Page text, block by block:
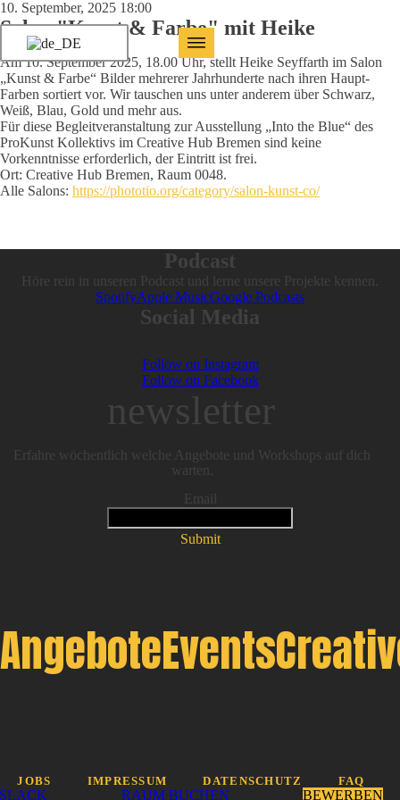
10. September, 2025 18:00
Salon "Kunst & Farbe" mit Heike
Am 10. September 2025, 18.00 Uhr, stellt Heike Seyffarth im Salon
„Kunst & Farbe“ Bilder mehrerer Jahrhunderte nach ihren Haupt-
Farben sortiert vor. Wir tauschen uns unter anderem über Schwarz,
Weiß, Blau, Gold und mehr aus.
Für diese Begleitveranstaltung zur Ausstellung „Into the Blue“ des
ProKunst Kollektivs im Creative Hub Bremen sind keine
Vorkenntnisse erforderlich, der Eintritt ist frei.
Ort: Creative Hub Bremen, Raum 0048.
Alle Salons: https://phototio.org/category/salon-kunst-co/
Podcast
Höre rein in unseren Podcast und lerne unsere Projekte kennen.
SpotifyApple MusicGoogle Podcasts
Social Media
Follow on Instagram
Follow on Facebook
newsletter
Erfahre wöchentlich welche Angebote und Workshops auf dich
warten.
Email
Submit
AngeboteEvents
JOBS IMPRESSUM DATENSCHUTZ FAQ
SLACK RAUM BUCHEN BEWERBEN